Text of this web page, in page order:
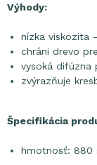
Výhody:
nízka viskozita
chráni drevo
vysoká
zvýrazňuje
Špecifikácia
hmotnosť: 880